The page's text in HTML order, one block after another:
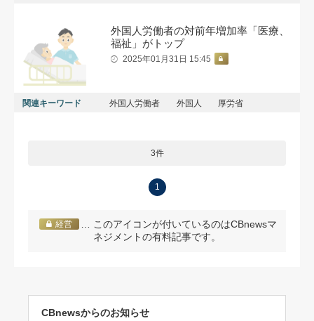
外国人労働者の対前年増加率「医療、
福祉」がトップ
2025年01月31日 15:45
関連キーワード 外国人労働者 外国人 厚労省
3件
1
経営
… このアイコンが付いているのはCBnewsマ
ネジメントの有料記事です。
CBnewsからのお知らせ